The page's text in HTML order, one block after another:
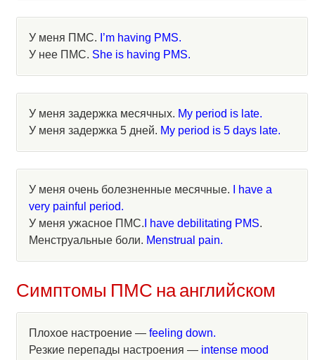
У меня ПМС. I’m having PMS.
У нее ПМС. She is having PMS.
У меня задержка месячных. My period is late.
У меня задержка 5 дней. My period is 5 days late.
У меня очень болезненные месячные. I have a
very painful period.
У меня ужасное ПМС. I have debilitating PMS.
Менструальные боли. Menstrual pain.
Симптомы ПМС на английском
Плохое настроение — feeling down.
Резкие перепады настроения — intense mood